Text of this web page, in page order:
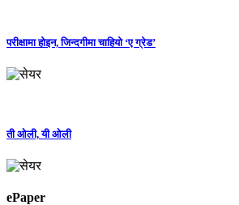
परीक्षामा होइन, जिन्दगीमा चाहियो ‘ए ग्रेड’
ती ओली, यी ओली
ePaper